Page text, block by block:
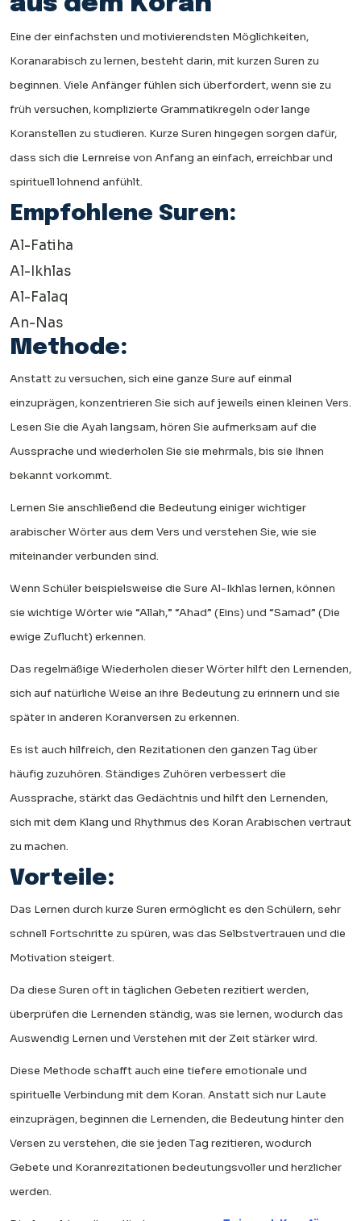
Eine der einfachsten und motivierendsten Möglichkeiten,
Koranarabisch zu lernen, besteht darin, mit kurzen Suren zu
beginnen. Viele Anfänger fühlen sich überfordert, wenn sie zu
früh versuchen, komplizierte Grammatikregeln oder lange
Koranstellen zu studieren. Kurze Suren hingegen sorgen dafür,
dass sich die Lernreise von Anfang an einfach, erreichbar und
spirituell lohnend anfühlt.
Empfohlene Suren:
Al-Fatiha
Al-Ikhlas
Al-Falaq
An-Nas
Methode:
Anstatt zu versuchen, sich eine ganze Sure auf einmal
einzuprägen, konzentrieren Sie sich auf jeweils einen kleinen Vers.
Lesen Sie die Ayah langsam, hören Sie aufmerksam auf die
Aussprache und wiederholen Sie sie mehrmals, bis sie Ihnen
bekannt vorkommt.
Lernen Sie anschließend die Bedeutung einiger wichtiger
arabischer Wörter aus dem Vers und verstehen Sie, wie sie
miteinander verbunden sind.
Wenn Schüler beispielsweise die Sure Al-Ikhlas lernen, können
sie wichtige Wörter wie “Allah,” “Ahad” (Eins) und “Samad” (Die
ewige Zuflucht) erkennen.
Das regelmäßige Wiederholen dieser Wörter hilft den Lernenden,
sich auf natürliche Weise an ihre Bedeutung zu erinnern und sie
später in anderen Koranversen zu erkennen.
Es ist auch hilfreich, den Rezitationen den ganzen Tag über
häufig zuzuhören. Ständiges Zuhören verbessert die
Aussprache, stärkt das Gedächtnis und hilft den Lernenden,
sich mit dem Klang und Rhythmus des Koran Arabischen vertraut
zu machen.
Vorteile:
Das Lernen durch kurze Suren ermöglicht es den Schülern, sehr
schnell Fortschritte zu spüren, was das Selbstvertrauen und die
Motivation steigert.
Da diese Suren oft in täglichen Gebeten rezitiert werden,
überprüfen die Lernenden ständig, was sie lernen, wodurch das
Auswendig Lernen und Verstehen mit der Zeit stärker wird.
Diese Methode schafft auch eine tiefere emotionale und
spirituelle Verbindung mit dem Koran. Anstatt sich nur Laute
einzuprägen, beginnen die Lernenden, die Bedeutung hinter den
Versen zu verstehen, die sie jeden Tag rezitieren, wodurch
Gebete und Koranrezitationen bedeutungsvoller und herzlicher
werden.